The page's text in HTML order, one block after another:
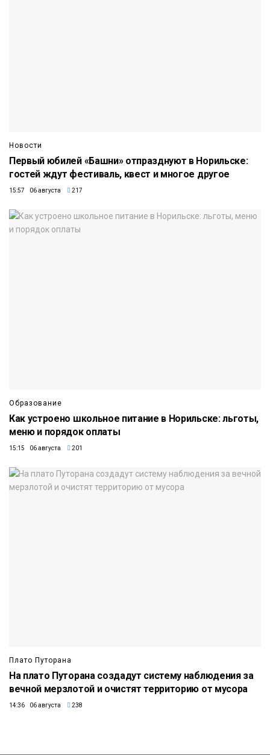
Новости
Первый юбилей «Башни» отпразднуют в Норильске:
гостей ждут фестиваль, квест и многое другое
15:57 06 августа 217
Образование
Как устроено школьное питание в Норильске: льготы,
меню и порядок оплаты
15:15 06 августа 201
Плато Путорана
На плато Путорана создадут систему наблюдения за
вечной мерзлотой и очистят территорию от мусора
14:36 06 августа 238